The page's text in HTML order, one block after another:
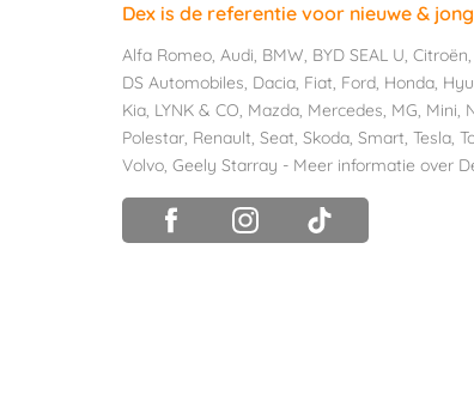
Dex is de referentie voor nieuwe &
Alfa Romeo, Audi, BMW, BYD SEAL U, Citroën,
DS Automobiles, Dacia, Fiat, Ford, Honda,
Kia, LYNK & CO, Mazda, Mercedes, MG, Mini,
Polestar, Renault, Seat, Skoda, Smart, Tesla,
Volvo, Geely Starray - Meer informatie over